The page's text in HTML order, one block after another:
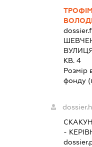
КВ. 4
Розмір
фонду
-